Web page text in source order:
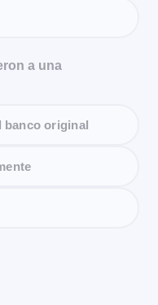
a una
banco original